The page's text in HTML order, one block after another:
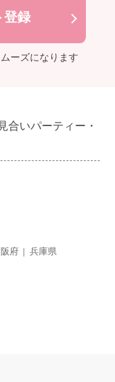
登録
ーズになります
合いパーティー・
府 兵庫県